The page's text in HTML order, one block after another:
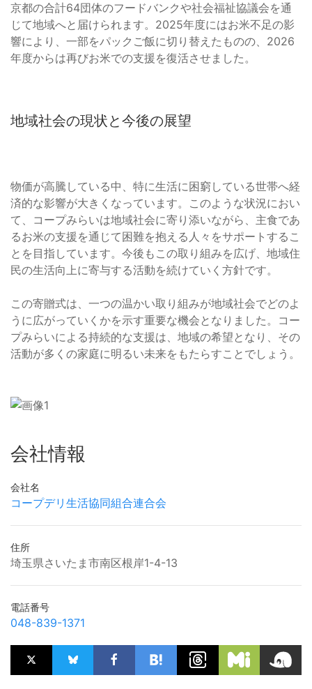
京都の合計64団体のフードバンクや社会福祉協議会を通
じて地域へと届けられます。2025年度にはお米不足の影
響により、一部をパックご飯に切り替えたものの、2026
年度からは再びお米での支援を復活させました。
地域社会の現状と今後の展望
物価が高騰している中、特に生活に困窮している世帯へ経
済的な影響が大きくなっています。このような状況におい
て、コープみらいは地域社会に寄り添いながら、主食であ
るお米の支援を通じて困難を抱える人々をサポートするこ
とを目指しています。今後もこの取り組みを広げ、地域住
民の生活向上に寄与する活動を続けていく方針です。
この寄贈式は、一つの温かい取り組みが地域社会でどのよ
うに広がっていくかを示す重要な機会となりました。コー
プみらいによる持続的な支援は、地域の希望となり、その
活動が多くの家庭に明るい未来をもたらすことでしょう。
会社情報
会社名
コープデリ生活協同組合連合会
住所
埼玉県さいたま市南区根岸1-4-13
電話番号
048-839-1371